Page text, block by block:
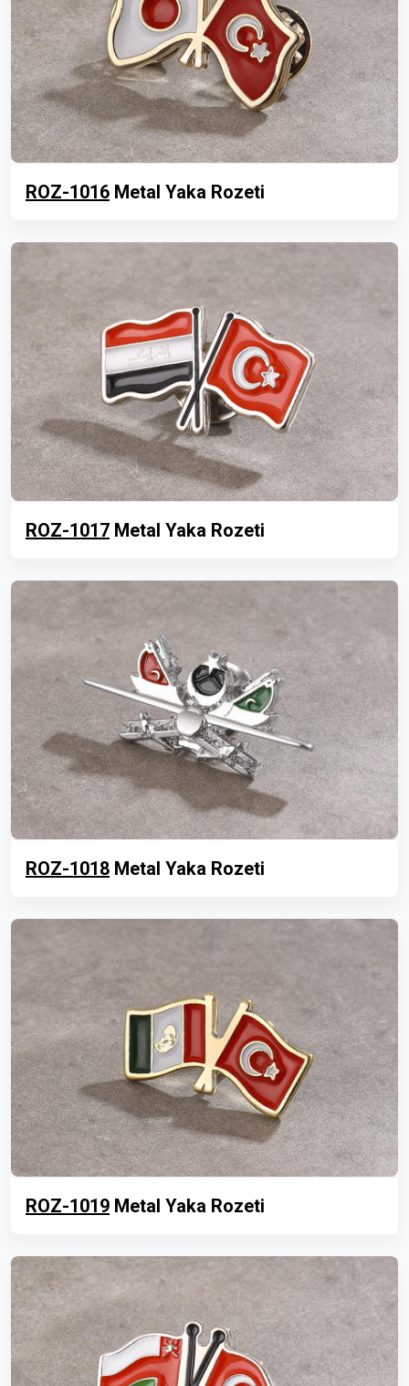
ROZ-1016 Metal Yaka Rozeti
ROZ-1017 Metal Yaka Rozeti
ROZ-1018 Metal Yaka Rozeti
ROZ-1019 Metal Yaka Rozeti